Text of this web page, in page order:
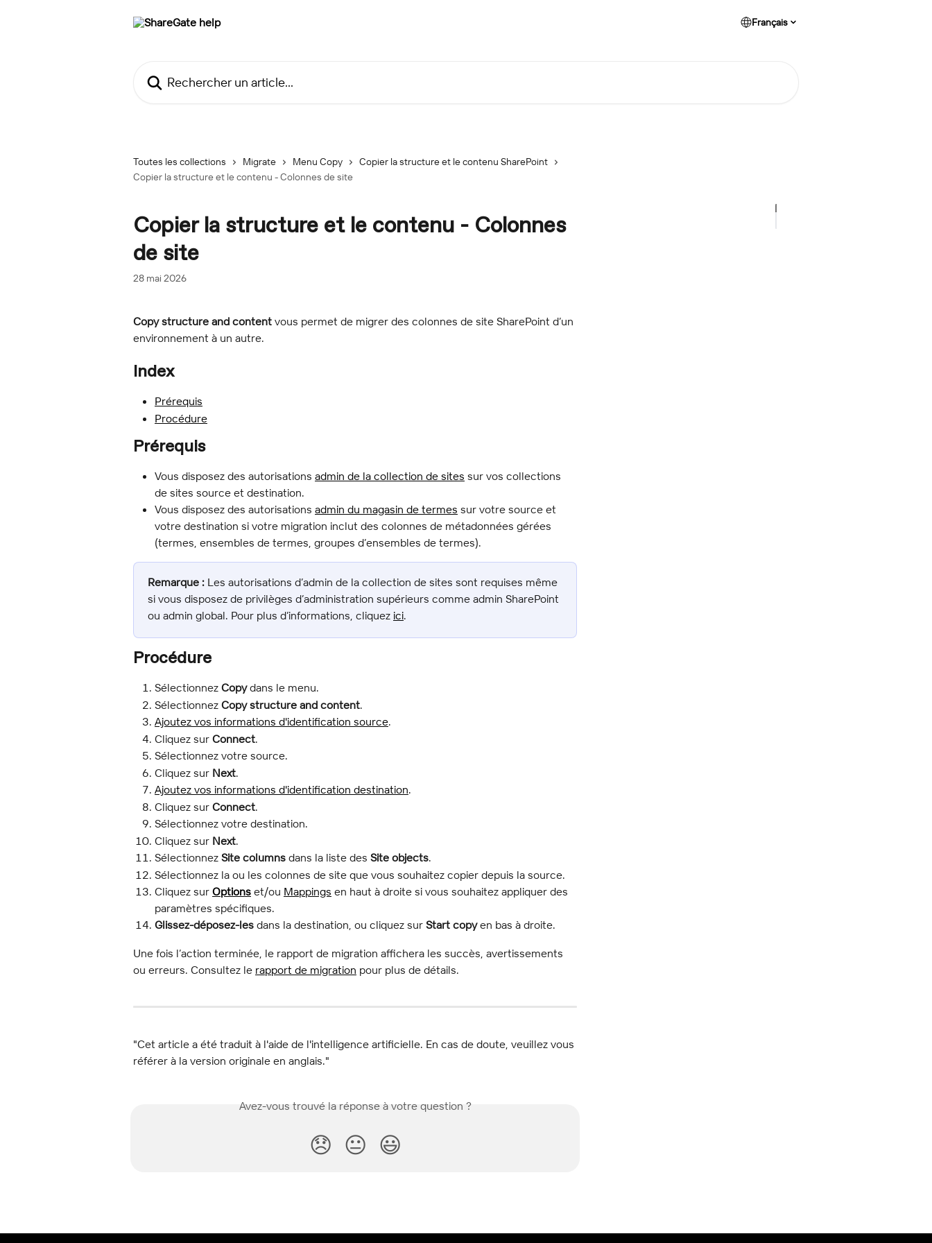
Français
Toutes les collections Migrate Menu Copy
Copier la structure et le contenu SharePoint
Copier la structure et le contenu - Colonnes de site
Copier la structure et le contenu - Colonnes
de site
28 mai 2026
Copy structure and content vous permet de migrer des colonnes de site SharePoint d’un
environnement à un autre.
Index
Prérequis
Procédure
Prérequis
Vous disposez des autorisations admin de la collection de sites sur vos collections
de sites source et destination.
Vous disposez des autorisations admin du magasin de termes sur votre source et
votre destination si votre migration inclut des colonnes de métadonnées gérées
(termes, ensembles de termes, groupes d’ensembles de termes).
Remarque : Les autorisations d’admin de la collection de sites sont requises même
si vous disposez de privilèges d’administration supérieurs comme admin SharePoint
ou admin global. Pour plus d’informations, cliquez ici.
Procédure
Sélectionnez Copy dans le menu.
Sélectionnez Copy structure and content.
Ajoutez vos informations d'identification source.
Cliquez sur Connect.
Sélectionnez votre source.
Cliquez sur Next.
Ajoutez vos informations d'identification destination.
Cliquez sur Connect.
Sélectionnez votre destination.
Cliquez sur Next.
Sélectionnez Site columns dans la liste des Site objects.
Sélectionnez la ou les colonnes de site que vous souhaitez copier depuis la source.
Cliquez sur Options et/ou Mappings en haut à droite si vous souhaitez appliquer des
paramètres spécifiques.
Glissez-déposez-les dans la destination, ou cliquez sur Start copy en bas à droite.
Une fois l’action terminée, le rapport de migration affichera les succès, avertissements
ou erreurs. Consultez le rapport de migration pour plus de détails.
"Cet article a été traduit à l'aide de l'intelligence artificielle. En cas de doute, veuillez vous
référer à la version originale en anglais."
Avez-vous trouvé la réponse à votre question ?
😞 😐 😃